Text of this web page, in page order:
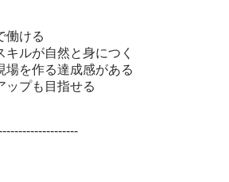
働ける
キルが自然と身につく
場を作る達成感がある
ップも目指せる